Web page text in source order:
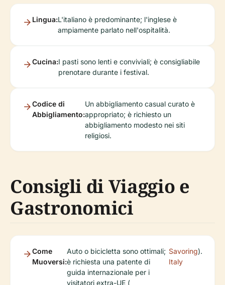
Lingua:L'italiano è predominante; l'inglese è
ampiamente parlato nell'ospitalità.
Cucina:I pasti sono lenti e conviviali; è consigliabile
prenotare durante i festival.
Codice di
Abbigliamento:
Un abbigliamento casual curato è
appropriato; è richiesto un
abbigliamento modesto nei siti
religiosi.
Consigli di Viaggio e
Gastronomici
Come
Muoversi:
Auto o bicicletta sono ottimali;
è richiesta una patente di
guida internazionale per i
visitatori extra-UE (
Savoring
Italy
).